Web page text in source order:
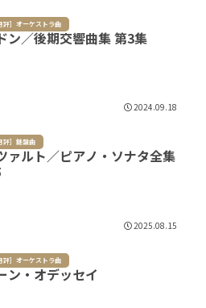
評］オーケストラ曲
ン／後期交響曲集 第3集
2024.09.18
評］鍵盤曲
ァルト／ピアノ・ソナタ全集
2025.08.15
評］オーケストラ曲
ン・オデッセイ